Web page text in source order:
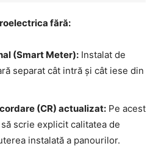
fără:
(Smart Meter): Instalat de
separat cât intră și cât iese din
(CR) actualizat: Pe acest
scrie explicit calitatea de
instalată a panourilor.